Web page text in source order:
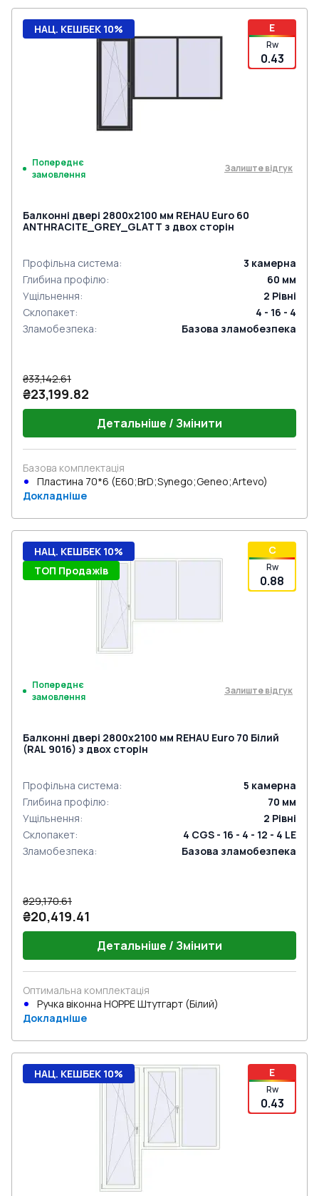
E
Rw
0.43
НАЦ. КЕШБЕК 10%
Попереднє
замовлення
Залиште відгук
Балконні двері 2800x2100 мм REHAU Euro 60
ANTHRACITE_GREY_GLATT з двох сторін
Профільна система: 3 камерна
Глибина профілю: 60 мм
Ущільнення: 2 Рівні
Склопакет:
4 - 16 - 4
Зламобезпека: Базова зламобезпека
₴33,142.61
₴23,199.82
Детальніше / Змінити
Базова комплектація
Пластина 70*6 (E60;BrD;Synego;Geneo;Artevo)
Докладніше
C
Rw
0.88
НАЦ. КЕШБЕК 10%
ТОП Продажів
Попереднє
замовлення
Залиште відгук
Балконні двері 2800x2100 мм REHAU Euro 70 Білий
(RAL 9016) з двох сторін
Профільна система: 5 камерна
Глибина профілю: 70 мм
Ущільнення: 2 Рівні
Склопакет:
4 CGS - 16 - 4 - 12 - 4 LE
Зламобезпека: Базова зламобезпека
₴29,170.61
₴20,419.41
Детальніше / Змінити
Оптимальна комплектація
Ручка віконна HOPPE Штутгарт (Білий)
Докладніше
E
Rw
0.43
НАЦ. КЕШБЕК 10%